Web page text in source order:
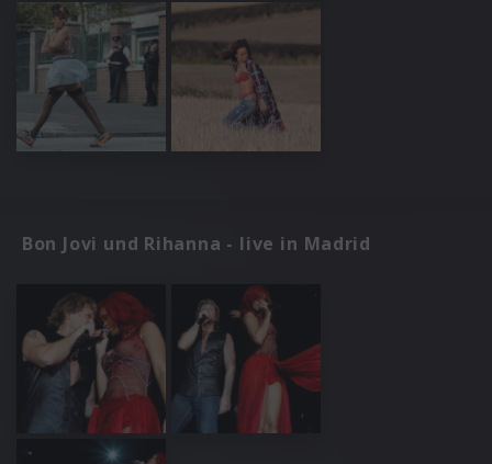
Bon Jovi und Rihanna - live in Madrid